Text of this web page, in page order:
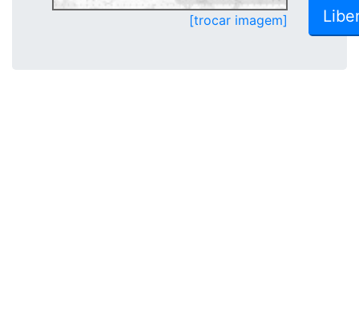
[trocar imagem]